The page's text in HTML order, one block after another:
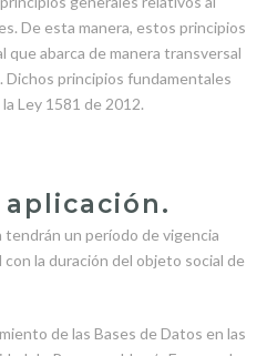
De esta manera, estos principios
abarca de manera transversal
principios fundamentales
Ley 1581 de 2012.
tendrán un período de vigencia
la duración del objeto social de
de las Bases de Datos en las